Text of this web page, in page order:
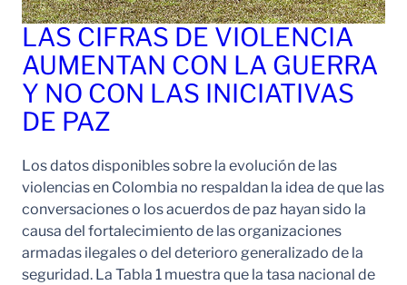
LAS CIFRAS DE VIOLENCIA
AUMENTAN CON LA GUERRA
Y NO CON LAS INICIATIVAS
DE PAZ
Los datos disponibles sobre la evolución de las
violencias en Colombia no respaldan la idea de que las
conversaciones o los acuerdos de paz hayan sido la
causa del fortalecimiento de las organizaciones
armadas ilegales o del deterioro generalizado de la
seguridad. La Tabla 1 muestra que la tasa nacional de